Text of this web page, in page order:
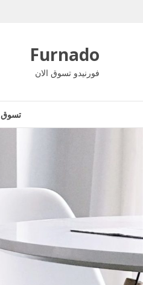
Furnado
فورنيدو تسوق الان
تسوق